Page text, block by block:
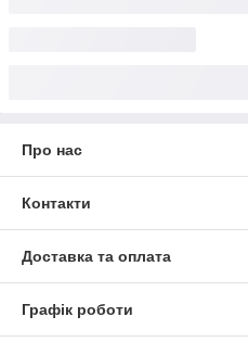
Про нас
Контакти
Доставка та оплата
Графік роботи